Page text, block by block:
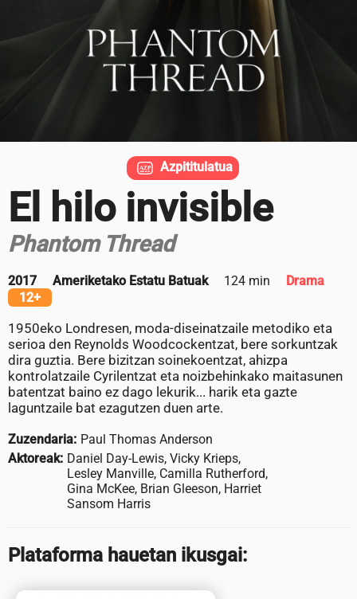
El hilo invisible
Phantom Thread
2017 Ameriketako Estatu Batuak 124 min
Drama
12+
1950eko Londresen, moda-diseinatzaile metodiko eta
serioa den Reynolds Woodcockentzat, bere sorkuntzak
dira guztia. Bere bizitzan soinekoentzat, ahizpa
kontrolatzaile Cyrilentzat eta noizbehinkako maitasunen
batentzat baino ez dago lekurik... harik eta gazte
laguntzaile bat ezagutzen duen arte.
Zuzendaria: Paul Thomas Anderson
Aktoreak: Daniel Day-Lewis, Vicky Krieps,
Lesley Manville, Camilla Rutherford,
Gina McKee, Brian Gleeson, Harriet
Sansom Harris
Plataforma hauetan ikusgai:
Azpititulatua